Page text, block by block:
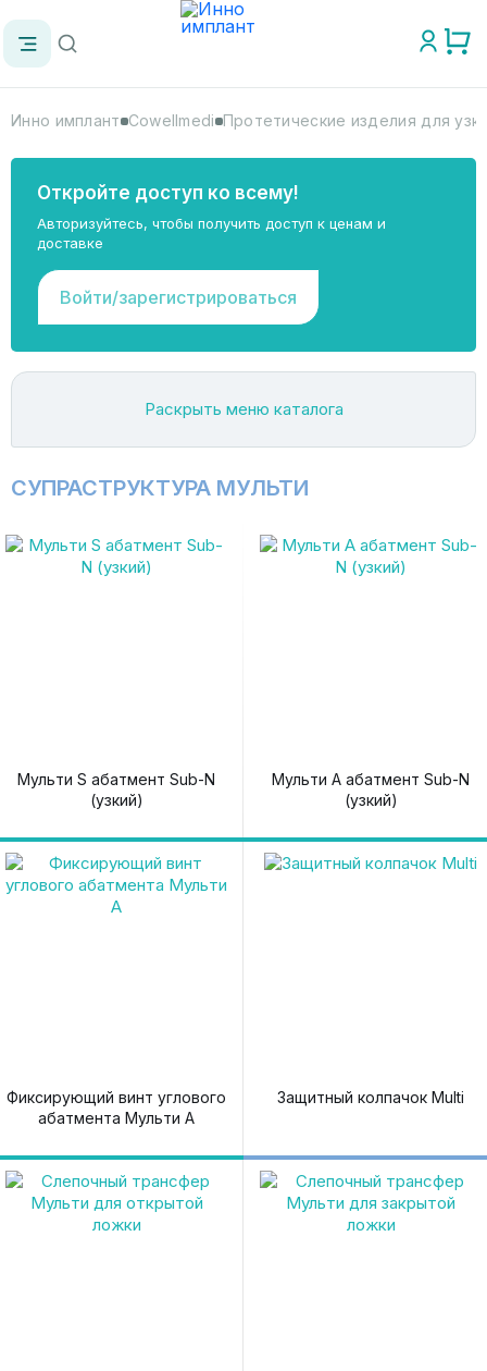
Инно имплант Cowellmedi Протетические изделия для
Откройте доступ ко всему!
Авторизуйтесь, чтобы получить доступ к ценам и
доставке
Войти/зарегистрироваться
Раскрыть меню каталога
СУПРАСТРУКТУРА МУЛЬТИ
Мульти S абатмент Sub-N
(узкий)
Мульти A абатмент Sub-N
(узкий)
Фиксирующий винт углового
абатмента Мульти A
Защитный колпачок Multi